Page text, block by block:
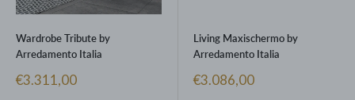
Wardrobe Tribute by
Arredamento Italia
Prezzo
€3.311,00
Living Maxischermo by
Arredamento Italia
Prezzo
€3.086,00